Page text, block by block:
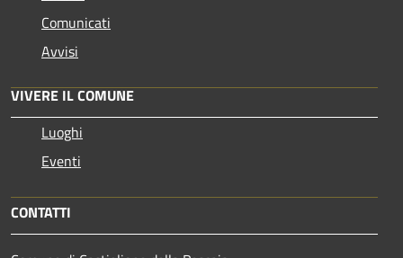
Comunicati
Avvisi
VIVERE IL COMUNE
Luoghi
Eventi
CONTATTI